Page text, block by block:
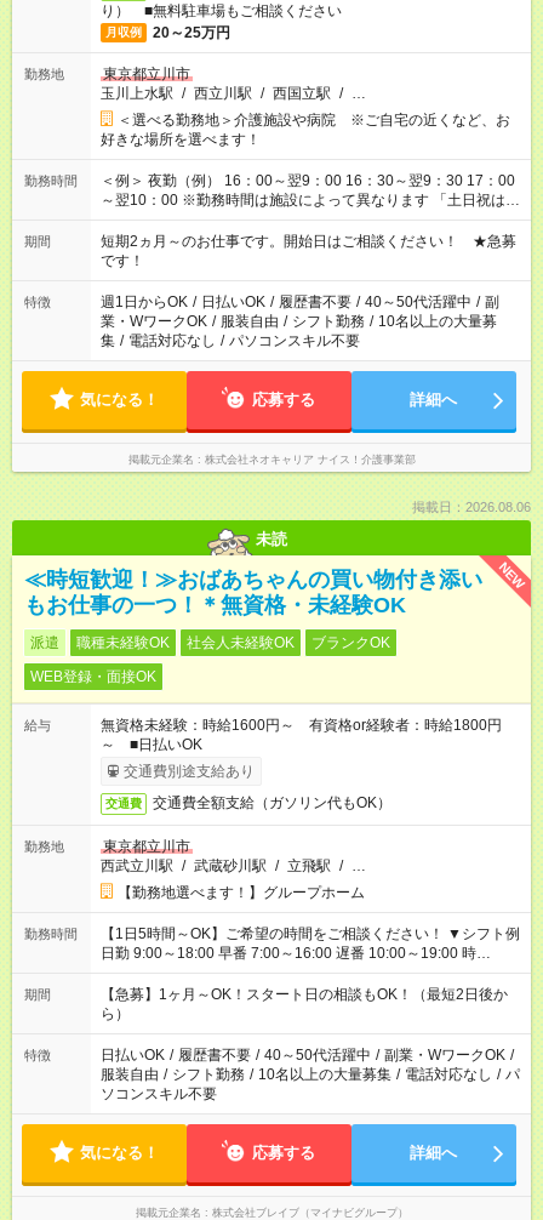
り） ■無料駐車場もご相談ください
月収例 20～25万円
勤務地
東京都立川市
玉川上水駅 / 西立川駅 / 西国立駅 / …
＜選べる勤務地＞介護施設や病院 ※ご自宅の近くなど、お
好きな場所を選べます！
勤務時間
＜例＞ 夜勤（例） 16：00～翌9：00 16：30～翌9：30 17：00
～翌10：00 ※勤務時間は施設によって異なります 「土日祝は休
みたい」 「しっかり稼ぎたい」 「もう少し遅い時間から始めた
い」など ご希望にあったお仕事をご案内いたします。 ※未経験
の方の場合は1～2ヶ月間は日中での仕事を経験いただき、 お
仕事に慣れてからの夜勤になります。 ★家庭の都合でお休みが
必要な場合も遠慮なくご相談ください。
期間
短期2ヵ月～のお仕事です。開始日はご相談ください！ ★急募
です！
特徴 週1日からOK / 日払いOK / 履歴書不要 / 40～50代活躍中 / 副
業・WワークOK / 服装自由 / シフト勤務 / 10名以上の大量募
集 / 電話対応なし / パソコンスキル不要
気になる！ 応募する 詳細へ
掲載元企業名 株式会社ネオキャリア ナイス！介護事業部
掲載日：2026.08.06
未読
NEW
≪時短歓迎！≫おばあちゃんの買い物付き添い
もお仕事の一つ！＊無資格・未経験OK
派遣 職種未経験OK 社会人未経験OK
ブランクOK
WEB登録・面接OK
給与
無資格未経験：時給1600円～ 有資格or経験者：時給1800円
～ ■日払いOK
交通費別途支給あり
交通費 交通費全額支給（ガソリン代もOK）
勤務地
東京都立川市
西武立川駅 / 武蔵砂川駅 / 立飛駅 / …
【勤務地選べます！】グループホーム
勤務時間
【1日5時間～OK】ご希望の時間をご相談ください！ ▼シフト例
日勤 9:00～18:00 早番 7:00～16:00 遅番 10:00～19:00 時
短 10:00～15:00 上記はあくまで一例です。 「夕方までには帰宅
しておきたい」 「朝はゆっくりのスタートがいい」 「お昼の時
間を有効に使いたい」 など、ご希望があれば教えてください
ね。
期間
【急募】1ヶ月～OK！スタート日の相談もOK！（最短2日後か
ら）
特徴 日払いOK / 履歴書不要 / 40～50代活躍中 / 副業・WワークOK /
服装自由 / シフト勤務 / 10名以上の大量募集 / 電話対応なし / パ
ソコンスキル不要
気になる！ 応募する 詳細へ
掲載元企業名 株式会社ブレイブ（マイナビグループ）